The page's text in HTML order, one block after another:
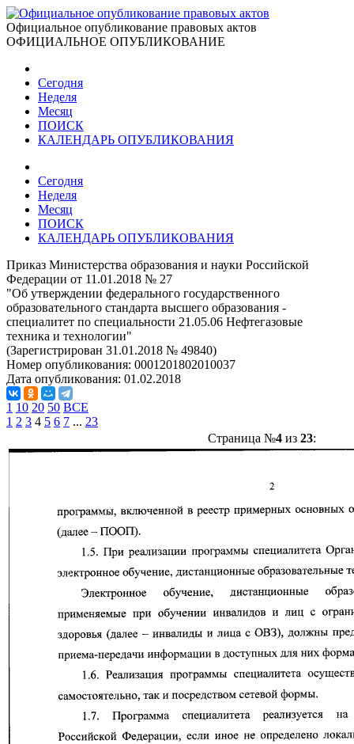
Официальное опубликование правовых актов
ОФИЦИАЛЬНОЕ ОПУБЛИКОВАНИЕ
Сегодня
Неделя
Месяц
ПОИСК
КАЛЕНДАРЬ ОПУБЛИКОВАНИЯ
Сегодня
Неделя
Месяц
ПОИСК
КАЛЕНДАРЬ ОПУБЛИКОВАНИЯ
Приказ Министерства образования и науки Российской
Федерации от 11.01.2018 № 27
"Об утверждении федерального государственного
образовательного стандарта высшего образования -
специалитет по специальности 21.05.06 Нефтегазовые
техника и технологии"
(Зарегистрирован 31.01.2018 № 49840)
Номер опубликования: 0001201802010037
Дата опубликования: 01.02.2018
1 10 20 50 ВСЕ
1 2 3 4 5 6 7 ... 23
Страница №4из 23: